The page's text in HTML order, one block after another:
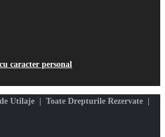
caracter personal
Utilaje | Toate Drepturile Rezervate |